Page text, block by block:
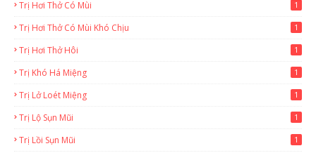
Trị Hơi Thở Có Mùi 1
Trị Hơi Thở Có Mùi Khó Chịu 1
Trị Hơi Thở Hôi 1
Trị Khó Há Miệng 1
Trị Lở Loét Miệng 1
Trị Lộ Sụn Mũi 1
Trị Lồi Sụn Mũi 1